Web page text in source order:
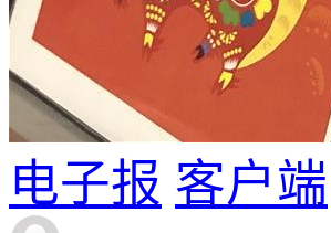
电子报 客户端